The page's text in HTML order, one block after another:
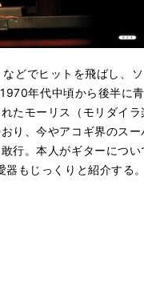
どでヒットを飛ばし、
年代中頃から後半に
たモーリス（モリダイ
り、今やアコギ界のス
行。本人がギターにつ
もじっくりと紹介する。